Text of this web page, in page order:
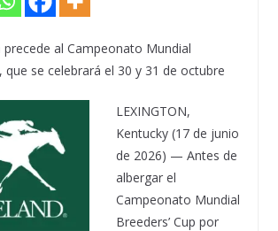
al Campeonato Mundial
que se celebrará el 30 y 31 de octubre
LEXINGTON,
Kentucky (17 de junio
de 2026) — Antes de
albergar el
Campeonato Mundial
Breeders’ Cup por